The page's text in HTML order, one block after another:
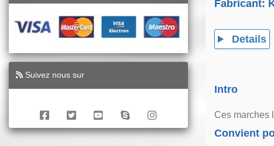
Suivez nous sur
Fabricant:
Details
Intro
Ces marches
Convient